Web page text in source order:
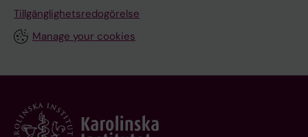
Tillgänglighetsredogörelse
Manage your cookies